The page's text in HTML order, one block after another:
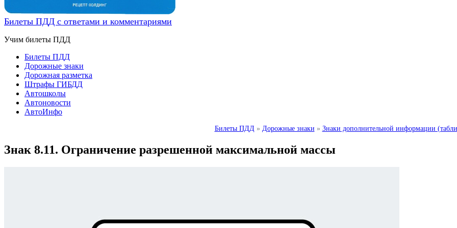
Билеты ПДД с ответами и комментариями
Учим билеты ПДД
Билеты ПДД
Дорожные знаки
Дорожная разметка
Штрафы ГИБДД
Автошколы
Автоновости
АвтоИнфо
Билеты ПДД » Дорожные знаки » Знаки дополнительной информации
Знак 8.11. Ограничение разрешенной максимальной массы